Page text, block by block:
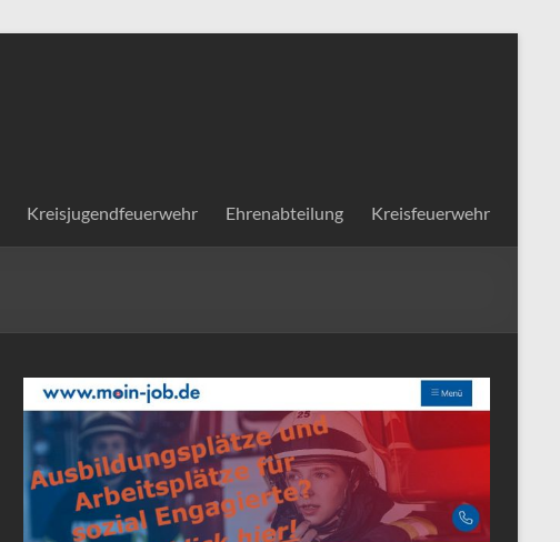
Kreisjugendfeuerwehr Ehrenabteilung Kreisfeuerwehr